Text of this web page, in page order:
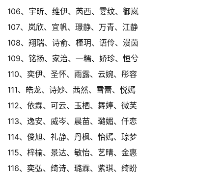
106、宇昕、维伊、芮西、霎纹、御岚
107、岚欣、宜帆、璟静、万青、江静
108、翔瑞、诗俞、槿玥、语伶、漫茵
109、铭扬、家治、一糯、娇珍、恒兮
110、奕伊、圣怀、雨露、云婉、彤容
111、皓龙、诗妙、茜然、雪蕾、悦嫣
112、依霖、可云、玉栖、舞婷、微芙
113、逸安、威岑、晨苗、璐媚、仟恋
114、俊旭、礼静、丹枫、怡嫣、琼梦
115、梓榆、景达、敏怡、艺晴、金惠
116、奕弘、绮诗、璐霖、紫琪、绮盼